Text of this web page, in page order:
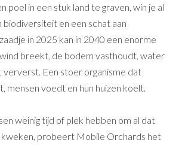
poel in een stuk land te graven, win je al
biodiversiteit en een schat aan
in 2025 kan in 2040 een enorme
breekt, de bodem vasthoudt, water
ververst. Een stoer organisme dat
mensen voedt en hun huizen koelt.
weinig tijd of plek hebben om al dat
probeert Mobile Orchards het